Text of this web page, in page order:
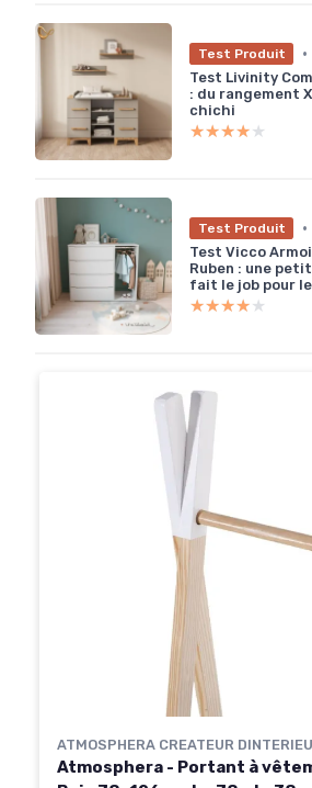
Test Produit •
Test Livinity
: du rangement
chichi
★★★★★
★★★★★
Test Produit •
Test Vicco
Ruben : une
fait le job pour
★★★★★
★★★★★
ATMOSPHERA CREATEUR
Atmosphera - Portant à